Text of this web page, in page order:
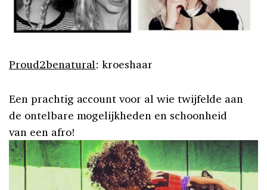
Proud2benatural: kroeshaar
Een prachtig account voor al wie twijfelde aan
de ontelbare mogelijkheden en schoonheid
van een afro!